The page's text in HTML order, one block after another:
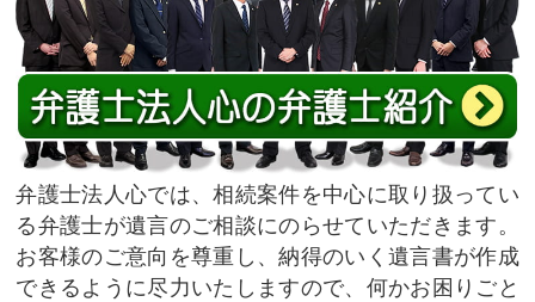
弁護士法人心では、相続案件を中心に取り扱ってい
る弁護士が遺言のご相談にのらせていただきます。
お客様のご意向を尊重し、納得のいく遺言書が作成
できるように尽力いたしますので、何かお困りごと